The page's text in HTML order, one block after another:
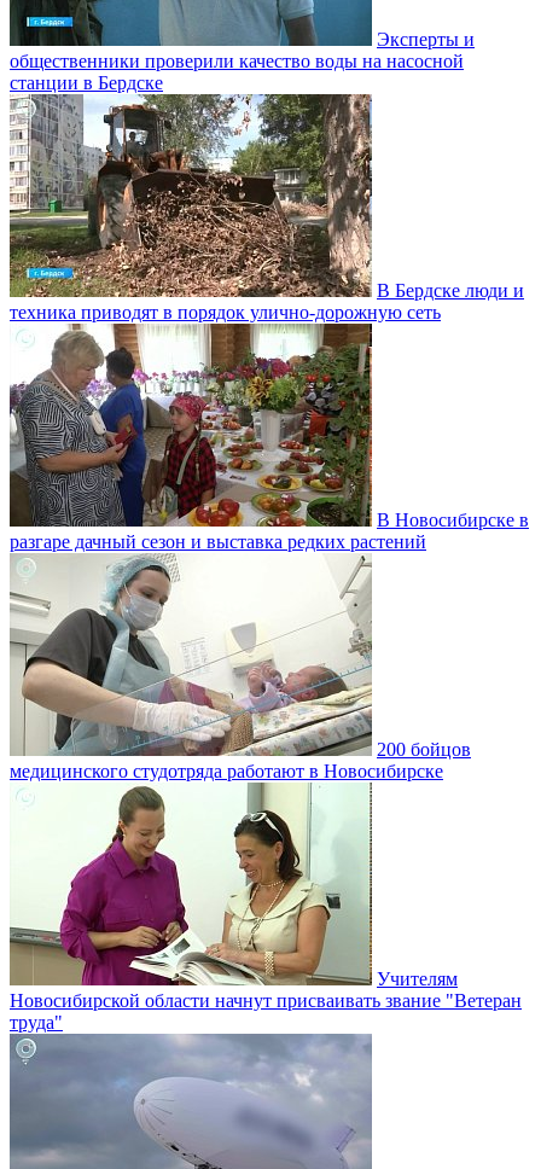
Эксперты и
общественники проверили качество воды на насосной
станции в Бердске
В Бердске люди и
техника приводят в порядок улично‑дорожную сеть
В Новосибирске в
разгаре дачный сезон и выставка редких растений
200 бойцов
медицинского студотряда работают в Новосибирске
Учителям
Новосибирской области начнут присваивать звание "Ветеран
труда"